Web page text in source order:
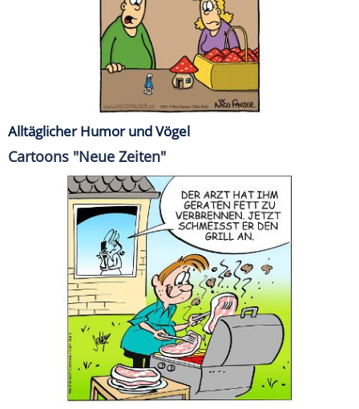
Alltäglicher Humor und Vögel
Cartoons "Neue Zeiten"